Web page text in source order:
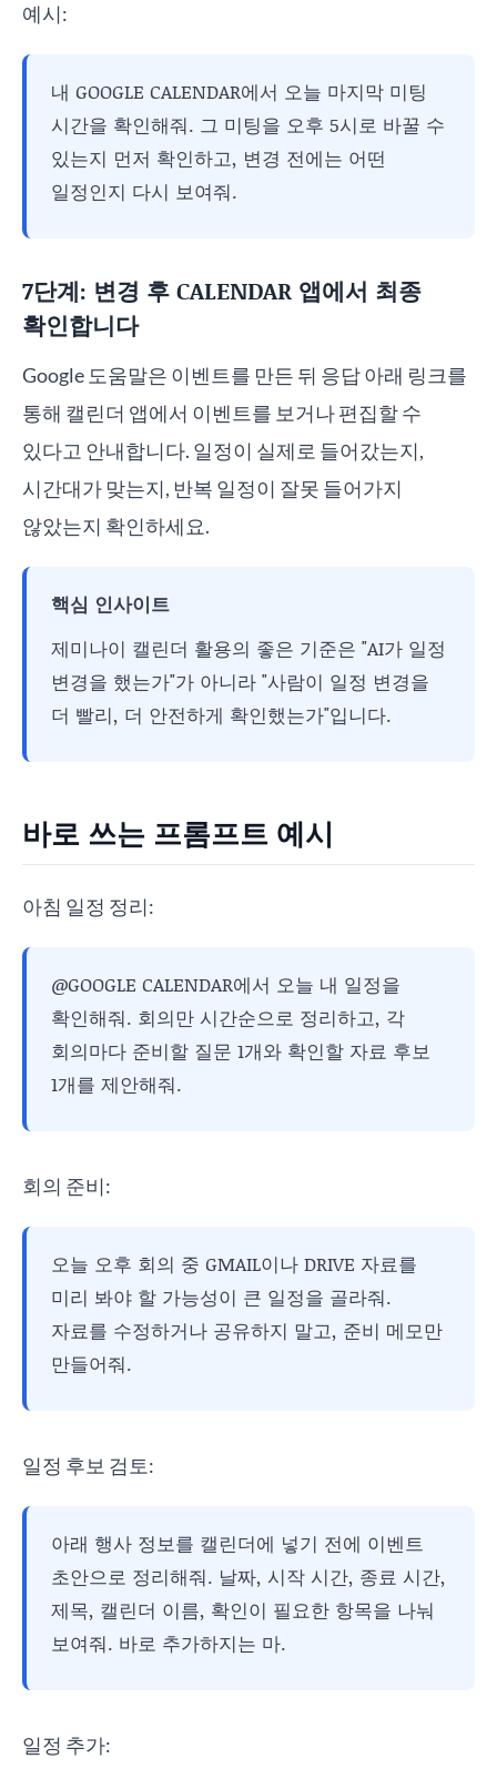
예시:
내 GOOGLE CALENDAR에서 오늘 마지막 미팅
시간을 확인해줘. 그 미팅을 오후 5시로 바꿀 수
있는지 먼저 확인하고, 변경 전에는 어떤
일정인지 다시 보여줘.
7단계: 변경 후 CALENDAR 앱에서 최종
확인합니다
Google 도움말은 이벤트를 만든 뒤 응답 아래 링크를
통해 캘린더 앱에서 이벤트를 보거나 편집할 수
있다고 안내합니다. 일정이 실제로 들어갔는지,
시간대가 맞는지, 반복 일정이 잘못 들어가지
않았는지 확인하세요.
핵심 인사이트
제미나이 캘린더 활용의 좋은 기준은 "AI가 일정
변경을 했는가"가 아니라 "사람이 일정 변경을
더 빨리, 더 안전하게 확인했는가"입니다.
바로 쓰는 프롬프트 예시
아침 일정 정리:
@GOOGLE CALENDAR에서 오늘 내 일정을
확인해줘. 회의만 시간순으로 정리하고, 각
회의마다 준비할 질문 1개와 확인할 자료 후보
1개를 제안해줘.
회의 준비:
오늘 오후 회의 중 GMAIL이나 DRIVE 자료를
미리 봐야 할 가능성이 큰 일정을 골라줘.
자료를 수정하거나 공유하지 말고, 준비 메모만
만들어줘.
일정 후보 검토:
아래 행사 정보를 캘린더에 넣기 전에 이벤트
초안으로 정리해줘. 날짜, 시작 시간, 종료 시간,
제목, 캘린더 이름, 확인이 필요한 항목을 나눠
보여줘. 바로 추가하지는 마.
일정 추가: